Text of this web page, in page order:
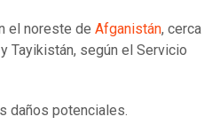
el noreste de Afganistán, cerca
Tayikistán, según el Servicio
daños potenciales.